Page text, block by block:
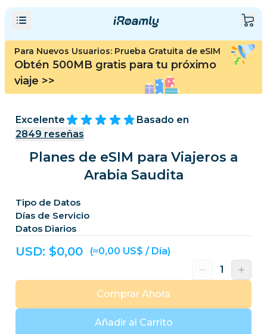
Para Nuevos Usuarios: Prueba Gratuita de eSIM
Obtén 500MB gratis para tu próximo
viaje >>
Excelente
Basado en
2849 reseñas
Planes de eSIM para Viajeros a
Arabia Saudita
Tipo de Datos
Días de Servicio
Datos Diarios
USD: $0,00 (≈0,00 US$ / Día)
Añadir al Carrito
Comprar Ahora